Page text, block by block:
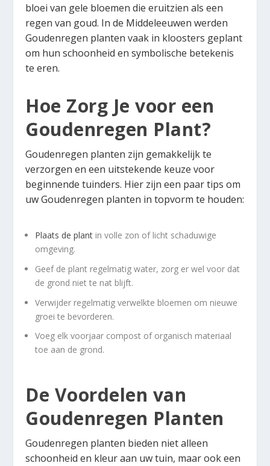
bloei van gele bloemen die eruitzien als een
regen van goud. In de Middeleeuwen werden
Goudenregen planten vaak in kloosters geplant
om hun schoonheid en symbolische betekenis
te eren.
Hoe Zorg Je voor een
Goudenregen Plant?
Goudenregen planten zijn gemakkelijk te
verzorgen en een uitstekende keuze voor
beginnende tuinders. Hier zijn een paar tips om
uw Goudenregen planten in topvorm te houden:
Plaats de plant in volle zon of licht schaduwige
omgeving.
Geef de plant regelmatig water, zorg er wel voor dat
de grond niet te nat blijft.
Verwijder regelmatig verwelkte bloemen om nieuwe
groei te bevorderen.
Voeg elk voorjaar compost of organisch materiaal
toe aan de grond.
De Voordelen van
Goudenregen Planten
Goudenregen planten bieden niet alleen
schoonheid en kleur aan uw tuin, maar ook een